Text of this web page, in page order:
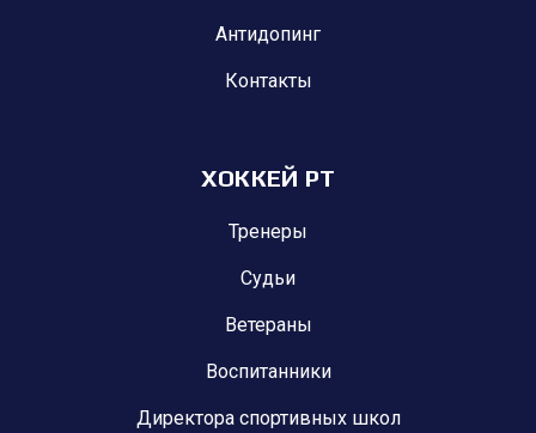
Антидопинг
Контакты
ХОККЕЙ РТ
Тренеры
Судьи
Ветераны
Воспитанники
Директора спортивных школ